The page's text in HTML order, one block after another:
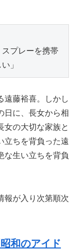
スプレーを携帯
」
遠藤裕喜。しかし
日に、長女から相
女の大切な家族と
立ちを背負った遠
な生い立ちを背負
報が入り次第順次
和のアイド